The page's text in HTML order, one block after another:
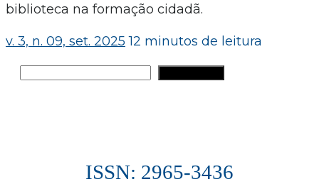
biblioteca na formação cidadã.
v. 3, n. 09, set. 2025 12 minutos de leitura
ISSN: 2965-3436